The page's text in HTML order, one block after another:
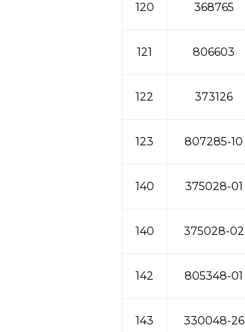
120 368765
121 806603
122 373126
123 807285-10
140 375028-01
140 375028-02
142 805348-01
143 330048-26